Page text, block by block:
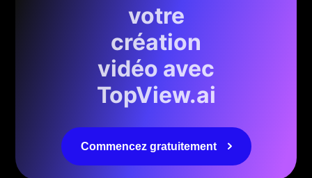
votre
création
vidéo avec
TopView.ai
Commencez gratuitement